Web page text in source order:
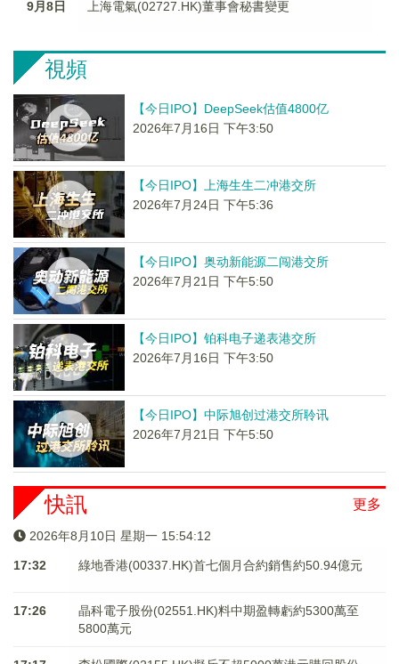
9月8日 上海電氣(02727.HK)董事會秘書變更
視頻
【今日IPO】DeepSeek估值4800亿
2026年7月16日 下午3:50
【今日IPO】上海生生二冲港交所
2026年7月24日 下午5:36
【今日IPO】奥动新能源二闯港交所
2026年7月21日 下午5:50
【今日IPO】铂科电子递表港交所
2026年7月16日 下午3:50
【今日IPO】中际旭创过港交所聆讯
2026年7月21日 下午5:50
更多
快訊
2026年8月10日 星期一 15:54:12
17:32 綠地香港(00337.HK)首七個月合約銷售約50.94億元
17:26
晶科電子股份(02551.HK)料中期盈轉虧約5300萬至
5800萬元